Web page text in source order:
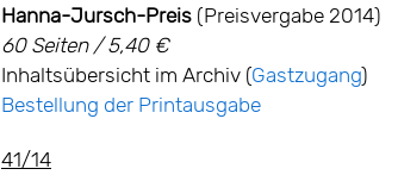
Hanna-Jursch-Preis (Preisvergabe 2014)
60 Seiten / 5,40 €
Inhaltsübersicht im Archiv (Gastzugang)
Bestellung der Printausgabe
41/14